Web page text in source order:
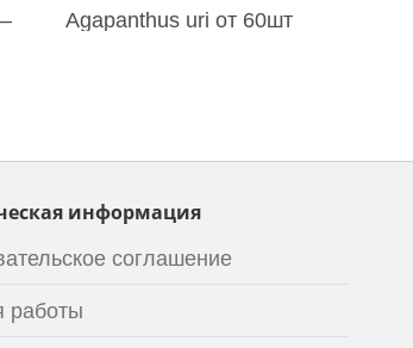
Agapanthus uri от 60шт
информация
соглашение
работы